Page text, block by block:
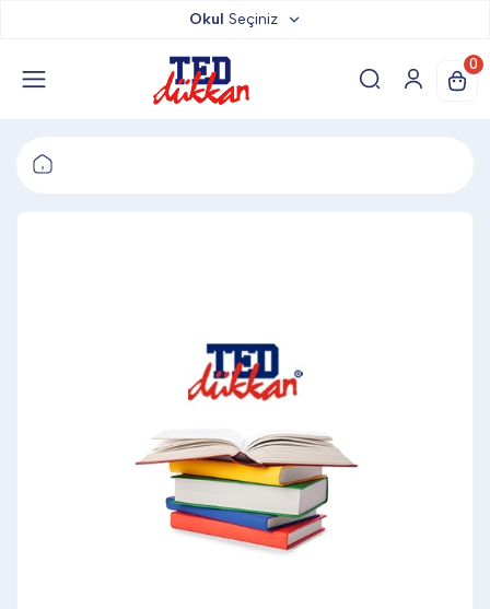
TED YAYINLARI
BARDAK ALTLIĞI & MAGNET
BLOKNOT & DEFTER
Okul Seçiniz
0